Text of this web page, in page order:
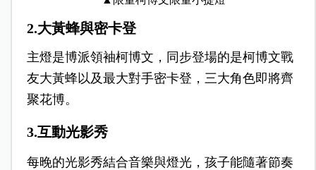
2.大黃蜂與密卡登
主燈是博派領袖柯博文，同步登場的是柯博文戰
友大黃蜂以及最大對手密卡登，三大角色即將齊
聚花博。
3.互動光影秀
每晚的光影秀結合音樂與燈光，孩子能隨著節奏